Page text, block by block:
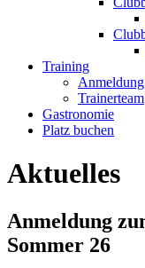
Training
Trainerteam
Gastronomie
Platz buchen
Aktuelles
Anmeldung
Sommer 26